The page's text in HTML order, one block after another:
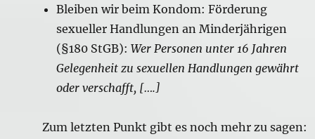
Bleiben wir beim Kondom: Förderung
sexueller Handlungen an Minderjährigen
(§180 StGB): Wer Personen unter 16 Jahren
Gelegenheit zu sexuellen Handlungen gewährt
oder verschafft, [….]
Zum letzten Punkt gibt es noch mehr zu sagen: